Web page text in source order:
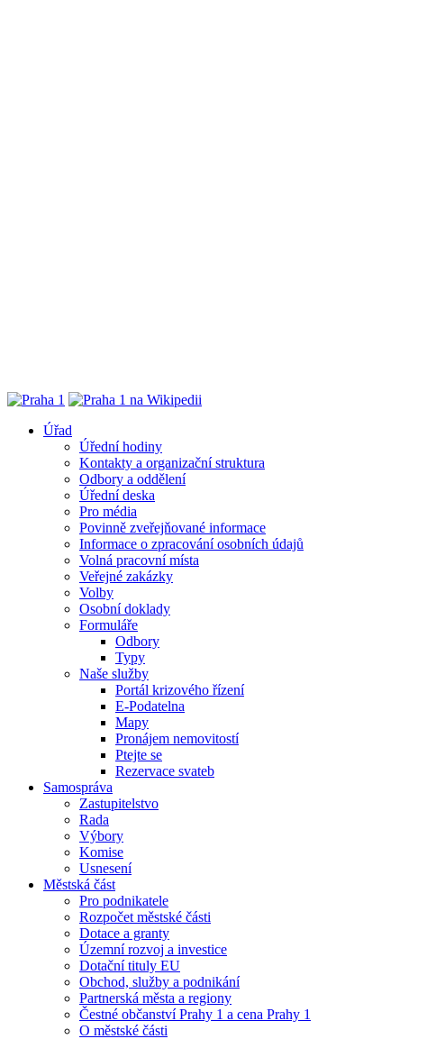
Úřad
Úřední hodiny
Kontakty a organizační struktura
Odbory a oddělení
Úřední deska
Pro média
Povinně zveřejňované informace
Informace o zpracování osobních údajů
Volná pracovní místa
Veřejné zakázky
Volby
Osobní doklady
Formuláře
Odbory
Typy
Naše služby
Portál krizového řízení
E-Podatelna
Mapy
Pronájem nemovitostí
Ptejte se
Rezervace svateb
Samospráva
Zastupitelstvo
Rada
Výbory
Komise
Usnesení
Městská část
Pro podnikatele
Rozpočet městské části
Dotace a granty
Územní rozvoj a investice
Dotační tituly EU
Obchod, služby a podnikání
Partnerská města a regiony
Čestné občanství Prahy 1 a cena Prahy 1
O městské části